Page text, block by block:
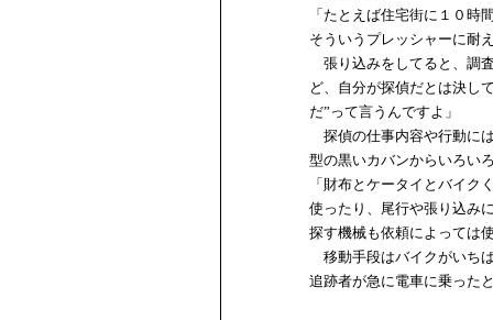
「たとえば住宅街に１０
そういうプレッシャーに耐
張り込みをしてると、調
ど、自分が探偵だとは決し
だ”って言うんですよ」
探偵の仕事内容や行動に
型の黒いカバンからいろい
「財布とケータイとバイ
使ったり、尾行や張り込み
探す機械も依頼によっては
移動手段はバイクがいち
追跡者が急に電車に乗った